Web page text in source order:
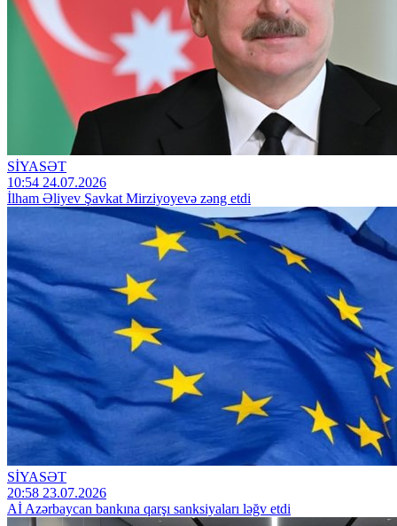
SİYASƏT
10:54 24.07.2026
İlham Əliyev Şavkat Mirziyoyevə zəng etdi
SİYASƏT
20:58 23.07.2026
Aİ Azərbaycan bankına qarşı sanksiyaları ləğv etdi